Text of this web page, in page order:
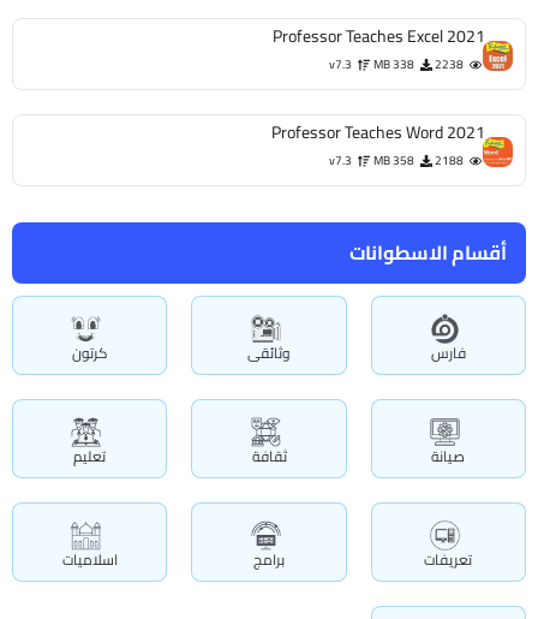
أقسام الاسطوانات
فارس وثائقى كرتون
صيانة ثقافة تعليم
تعريفات برامج اسلاميات
Professor Teaches Excel 2021
2238
338 MB
v7.3
Professor Teaches Word 2021
2188
358 MB
v7.3